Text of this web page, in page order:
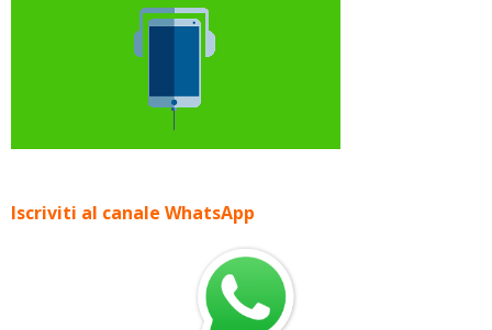
Iscriviti al canale WhatsApp